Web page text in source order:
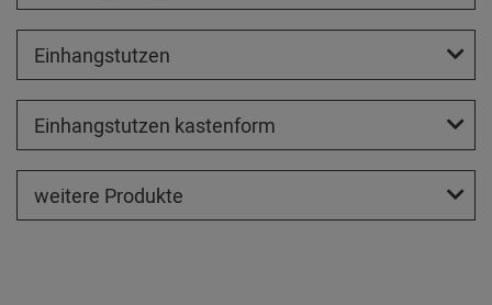
Einhangstutzen
Einhangstutzen kastenform
weitere Produkte